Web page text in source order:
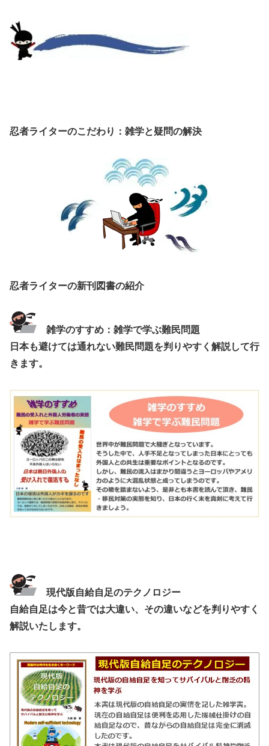
忍者ライターのこだわり：雑学と疑問の解決
忍者ライターの新刊図書の紹介
雑学のすすめ：雑学で学ぶ難民問題
日本も避けては通れない難民問題を判りやすく解説して行
きます。
現代版自給自足のテクノロジー
自給自足は今と昔では大違い、その違いなどを判りやすく
解説いたします。